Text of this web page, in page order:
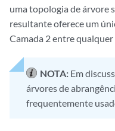
uma topologia de árvore
resultante oferece um
Camada 2 entre
NOTA: Em
árvores de
frequentemente